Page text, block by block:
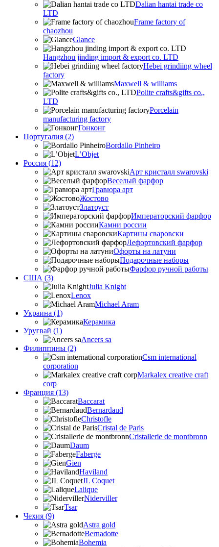
Dalian hantai trade co
LTD
Frame factory of
chaozhou
Glance
Hangzhou jinding import & export co. LTD
Hebei grindiing wheel
factory
Maxwell & williams
Polite crafts&gifts co.,
LTD
Porcelain
manufacturing factory
Гонконг
Португалия (2)
Bordallo Pinheiro
L’Objet
Россия (12)
Арт кристалл swarovski
Веселый фарфор
Гравюра арт
Жостово
Златоуст
Императорский фарфор
Камни россии
Картины сваровски
Лефортовский фарфор
Офорты на латуни
Подарочные наборы
Фарфор ручной работы
США (3)
Julia Knight
Lenox
Michael Aram
Украина (1)
Керамика
Уругвай (1)
Ancers sa
Филиппины (2)
Csm international
corporation
Markalex creative craft
corp
Франция (13)
Baccarat
Bernardaud
Christofle
Cristal de Paris
Cristallerie de montbronn
Daum
Faberge
Gien
Haviland
JL Coquet
Lalique
Niderviller
Tsar
Чехия (9)
Astra gold
Bernadotte
Bohemia